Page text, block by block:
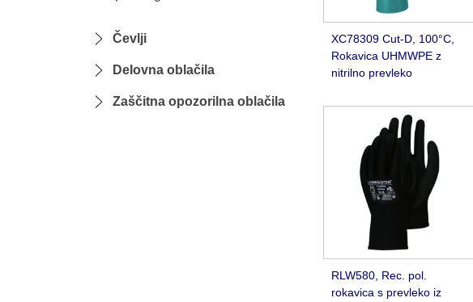
Čevlji
Delovna oblačila
Zaščitna opozorilna oblačila
XC78309 Cut-D, 100°C,
Rokavica UHMWPE z
nitrilno prevleko
RLW580, Rec. pol.
rokavica s prevleko iz